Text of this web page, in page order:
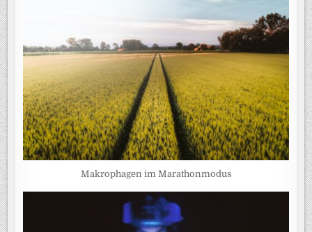
Makrophagen im Marathonmodus